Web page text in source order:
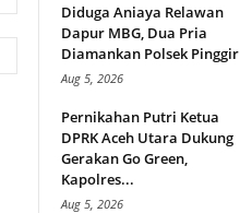
Diduga Aniaya Relawan
Dapur MBG, Dua Pria
Diamankan Polsek Pinggir
Aug 5, 2026
Pernikahan Putri Ketua
DPRK Aceh Utara Dukung
Gerakan Go Green,
Kapolres...
Aug 5, 2026